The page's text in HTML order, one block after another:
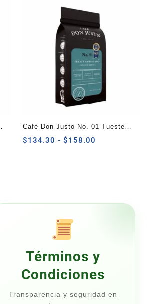
Café Don Justo No. 01 Tueste
Americano Molido 500g
$134.30 - $158.00
$158.00
Términos y
Condiciones
Transparencia y seguridad en